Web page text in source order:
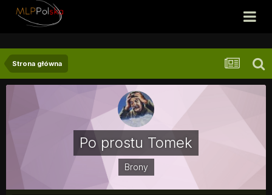
Strona główna
Po prostu Tomek
Brony